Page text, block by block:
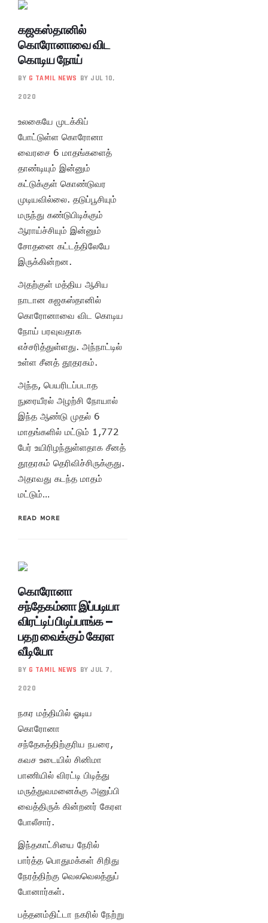
கஜகஸ்தானில்
கொரோனாவை விட
கொடிய நோய்
BY G TAMIL NEWS BY JUL 10,
2020
உலகையே முடக்கிப்
போட்டுள்ள கொரோனா
வைரசை 6 மாதங்களைத்
தாண்டியும் இன்னும்
கட்டுக்குள் கொண்டுவர
முடியவில்லை. தடுப்பூசியும்
மருந்து கண்டுபிடிக்கும்
ஆராய்ச்சியும் இன்னும்
சோதனை கட்டத்திலேயே
இருக்கின்றன.
அதற்குள் மத்திய ஆசிய
நாடான கஜகஸ்தானில்
கொரோனாவை விட கொடிய
நோய் பரவுவதாக
எச்சரித்துள்ளது. அந்நாட்டில்
உள்ள சீனத் தூதரகம்.
அந்த, பெயரிடப்படாத
நுரையீரல் அழற்சி நோயால்
இந்த ஆண்டு முதல் 6
மாதங்களில் மட்டும் 1,772
பேர் உயிரிழந்துள்ளதாக சீனத்
தூதரகம் தெரிவிச்சிருக்குது.
அதாவது கடந்த மாதம்
மட்டும்…
READ MORE
கொரோனா
சந்தேகம்னா இப்படியா
விரட்டிப் பிடிப்பாங்க –
பதற வைக்கும் கேரள
வீடியோ
BY G TAMIL NEWS BY JUL 7,
2020
நகர மத்தியில் ஓடிய
கொரோனா
சந்தேகத்திற்குரிய நபரை,
கவச உடையில் சினிமா
பாணியில் விரட்டி பிடித்து
மருத்துவமனைக்கு அனுப்பி
வைத்திருக் கின்றனர் கேரள
போலீசார்.
இந்தகாட்சியை நேரில்
பார்த்த பொதுமக்கள் சிறிது
நேரத்திற்கு வெலவெலத்துப்
போனார்கள்.
பத்தனம்திட்டா நகரில் நேற்று